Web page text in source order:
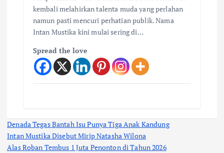
kembali melahirkan talenta muda yang perlahan
namun pasti mencuri perhatian publik. Nama
Intan Mustika kini mulai sering di…
Spread the love
Denada Tegas Bantah Isu Punya Tiga Anak Kandung
Intan Mustika Disebut Mirip Natasha Wilona
Alas Roban Tembus 1 Juta Penonton di Tahun 2026